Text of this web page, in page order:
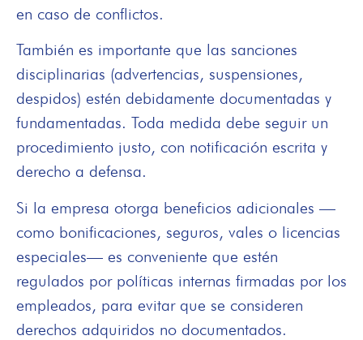
en caso de conflictos.
También es importante que las sanciones
disciplinarias (advertencias, suspensiones,
despidos) estén debidamente documentadas y
fundamentadas. Toda medida debe seguir un
procedimiento justo, con notificación escrita y
derecho a defensa.
Si la empresa otorga beneficios adicionales —
como bonificaciones, seguros, vales o licencias
especiales— es conveniente que estén
regulados por políticas internas firmadas por los
empleados, para evitar que se consideren
derechos adquiridos no documentados.